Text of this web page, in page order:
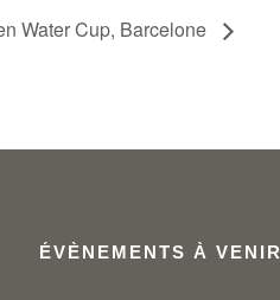
Water Cup, Barcelone
ÉVÈNEMENTS À VENIR